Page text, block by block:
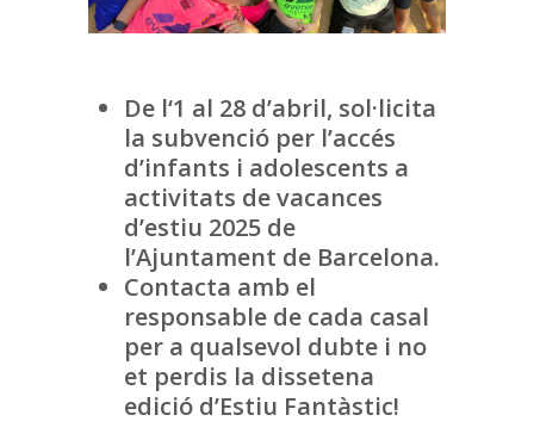
De l‘1 al 28 d’abril, sol·licita
la subvenció per l’accés
d’infants i adolescents a
activitats de vacances
d’estiu 2025 de
l’Ajuntament de Barcelona.
Contacta amb el
responsable de cada casal
per a qualsevol dubte i no
et perdis la dissetena
edició d’Estiu Fantàstic!